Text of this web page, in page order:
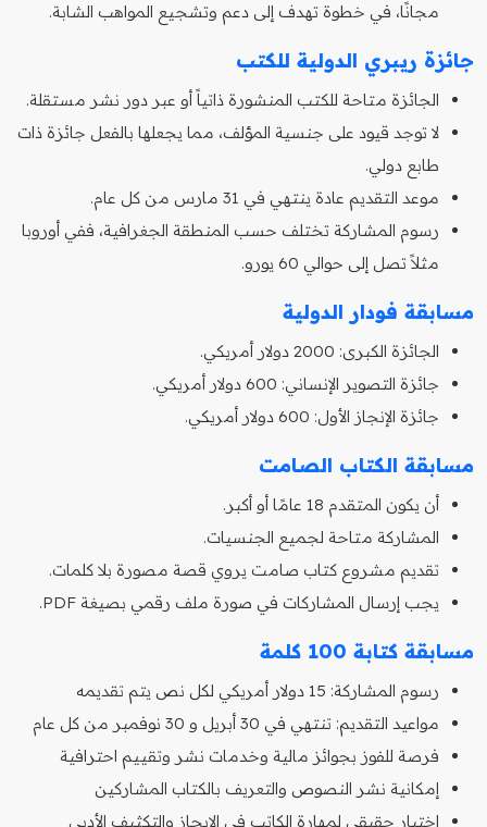
مجانًا، في خطوة تهدف إلى دعم وتشجيع المواهب الشابة.
جائزة ريبري الدولية للكتب
الجائزة متاحة للكتب المنشورة ذاتياً أو عبر دور نشر مستقلة.
لا توجد قيود على جنسية المؤلف، مما يجعلها بالفعل جائزة ذات
طابع دولي.
موعد التقديم عادة ينتهي في 31 مارس من كل عام.
رسوم المشاركة تختلف حسب المنطقة الجغرافية، ففي أوروبا
مثلاً تصل إلى حوالي 60 يورو.
مسابقة فودار الدولية
الجائزة الكبرى: 2000 دولار أمريكي.
جائزة التصوير الإنساني: 600 دولار أمريكي.
جائزة الإنجاز الأول: 600 دولار أمريكي.
مسابقة الكتاب الصامت
أن يكون المتقدم 18 عامًا أو أكبر.
المشاركة متاحة لجميع الجنسيات.
تقديم مشروع كتاب صامت يروي قصة مصورة بلا كلمات.
يجب إرسال المشاركات في صورة ملف رقمي بصيغة PDF.
مسابقة كتابة 100 كلمة
رسوم المشاركة: 15 دولار أمريكي لكل نص يتم تقديمه
مواعيد التقديم: تنتهي في 30 أبريل و 30 نوفمبر من كل عام
فرصة للفوز بجوائز مالية وخدمات نشر وتقييم احترافية
إمكانية نشر النصوص والتعريف بالكتاب المشاركين
اختبار حقيقي لمهارة الكاتب في الإيجاز والتكثيف الأدبي